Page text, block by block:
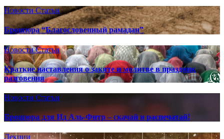
НовостиСтатьи
Брошюра “Благословенный рамадан”
НовостиСтатьи
Краткие наставления о закяте и молитве в праздник
разговения
Новости Статьи
Брошюра для Ид Аль-Фитр – скачай и распечатай!
Лекции